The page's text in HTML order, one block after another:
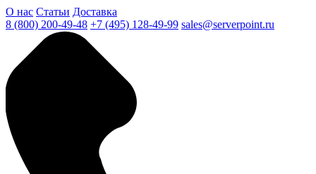
О нас Статьи Доставка
8 (800) 200-49-48 +7 (495) 128-49-99 sales@serverpoint.ru